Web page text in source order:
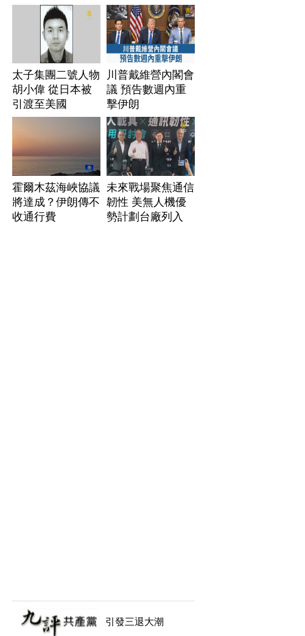
太子集團二號人物
胡小偉 從日本被
引渡至美國
川普戴維營內閣會
議 預告數週內重
擊伊朗
霍爾木茲海峽協議
將達成？伊朗傳不
收通行費
未來戰場聚焦通信
韌性 美無人機優
勢計劃台廠列入
引發三退大潮